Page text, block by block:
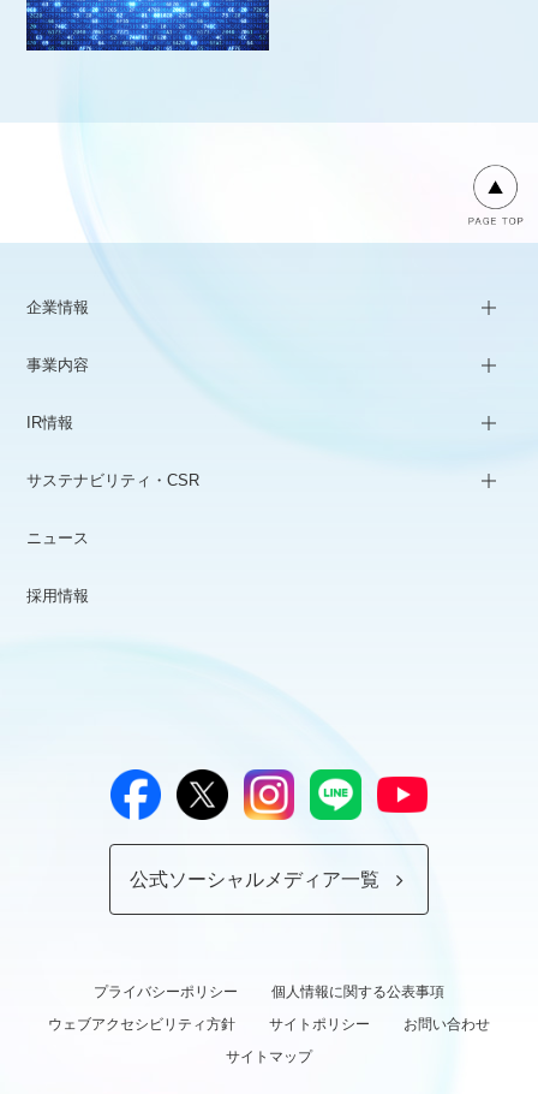
企業情報
事業内容
IR情報
サステナビリティ・CSR
ニュース
採用情報
公式ソーシャルメディア一覧
プライバシーポリシー
個人情報に関する公表事項
ウェブアクセシビリティ方針
サイトポリシー
お問い合わせ
サイトマップ